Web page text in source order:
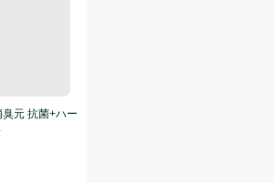
で5点中0.0点。
元 抗菌+ハー